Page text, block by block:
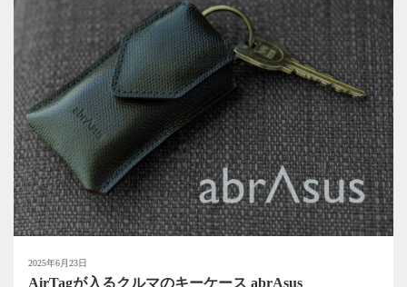
2025年6月23日
AirTagが入るクルマのキーケース abrAsus